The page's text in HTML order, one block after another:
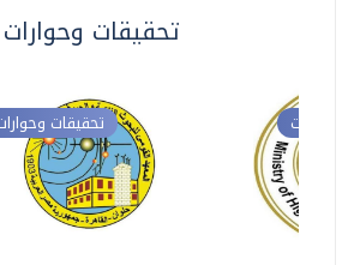
تحقيقات وحوارات
تحقيقات وحوارات